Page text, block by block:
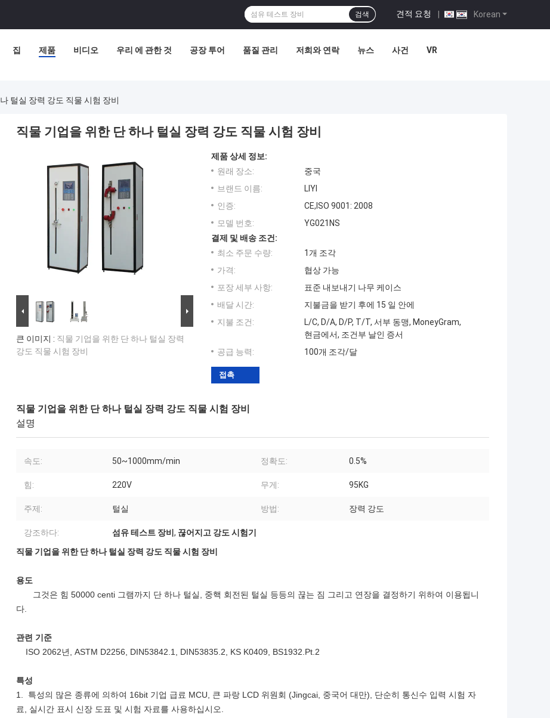
Korean
견적 요청 |
검색
집 제품 비디오 우리 에 관한 것 공장 투어 품질 관리 저희와 연락 뉴스 사건 VR
털실 장력 강도 직물 시험 장비
직물 기업을 위한 단 하나 털실 장력 강도 직물 시험 장비
큰 이미지 : 직물 기업을 위한 단 하나 털실 장력
강도 직물 시험 장비
제품 상세 정보:
원래 장소:
중국
브랜드 이름:
LIYI
인증:
CE,ISO 9001: 2008
모델 번호:
YG021NS
결제 및 배송 조건:
최소 주문 수량:
1개 조각
가격:
협상 가능
포장 세부 사항:
표준 내보내기 나무 케이스
배달 시간:
지불금을 받기 후에 15 일 안에
지불 조건:
L/C, D/A, D/P, T/T, 서부 동맹, MoneyGram,
현금에서, 조건부 날인 증서
공급 능력:
100개 조각/달
접촉
직물 기업을 위한 단 하나 털실 장력 강도 직물 시험 장비
설명
속도: 50~1000mm/min 정확도: 0.5%
힘: 220V 무게: 95KG
주제: 털실 방법: 장력 강도
강조하다: 섬유 테스트 장비 , 끊어지고 강도 시험기
직물 기업을 위한 단 하나 털실 장력 강도 직물 시험 장비
용도
그것은 힘 50000 centi 그램까지 단 하나 털실, 중핵 회전된 털실 등등의 끊는 짐 그리고 연장을 결정하기 위하여 이용됩니
다.
관련 기준
ISO 2062년, ASTM D2256, DIN53842.1, DIN53835.2, KS K0409, BS1932.Pt.2
특성
1. 특성의 많은 종류에 의하여 16bit 기업 급료 MCU, 큰 파랑 LCD 위원회 (Jingcai, 중국어 대만), 단순히 통신수 입력 시험 자
료, 실시간 표시 신장 도표 및 시험 자료를 사용하십시오.